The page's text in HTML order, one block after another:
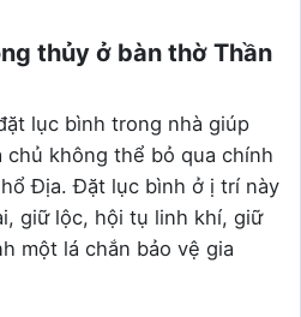
thủy ở bàn thờ Thần
lục bình trong nhà giúp
chủ không thể bỏ qua chính
Địa. Đặt lục bình ở ị trí này
giữ lộc, hội tụ linh khí, giữ
một lá chắn bảo vệ gia